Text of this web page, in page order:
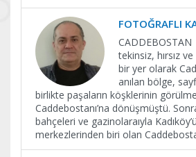
FOTOĞRAFLI
CADDEBOSTAN
tekinsiz, hırsız
bir yer olarak
anılan bölge,
birlikte paşaların köşklerinin
Caddebostanı’na dönüşmüştü.
bahçeleri ve gazinolaraıyla
merkezlerinden biri olan